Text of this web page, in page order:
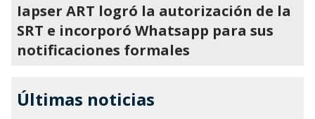
Iapser ART logró la autorización de la
SRT e incorporó Whatsapp para sus
notificaciones formales
Últimas noticias